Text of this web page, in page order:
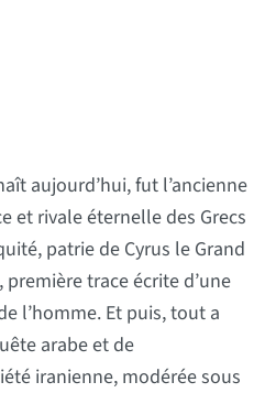
aujourd’hui, fut l’ancienne
et rivale éternelle des Grecs
patrie de Cyrus le Grand
trace écrite d’une
l’homme. Et puis, tout a
arabe et de
iranienne, modérée sous